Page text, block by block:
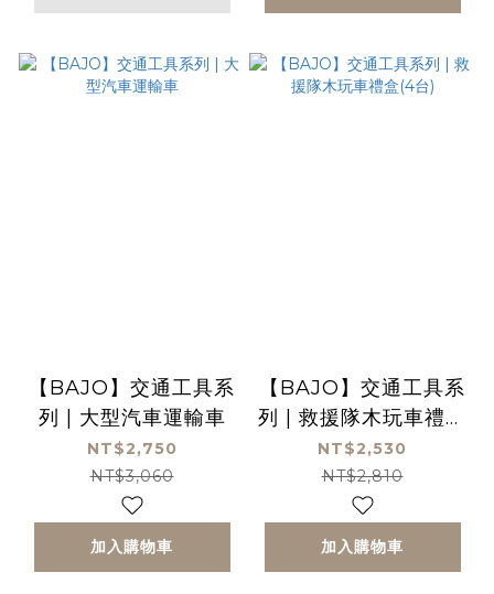
【BAJO】交通工具系
列 | 大型汽車運輸車
NT$2,750
NT$3,060
加入購物車
【BAJO】交通工具系
列 | 救援隊木玩車禮盒
(4台)
NT$2,530
NT$2,810
加入購物車